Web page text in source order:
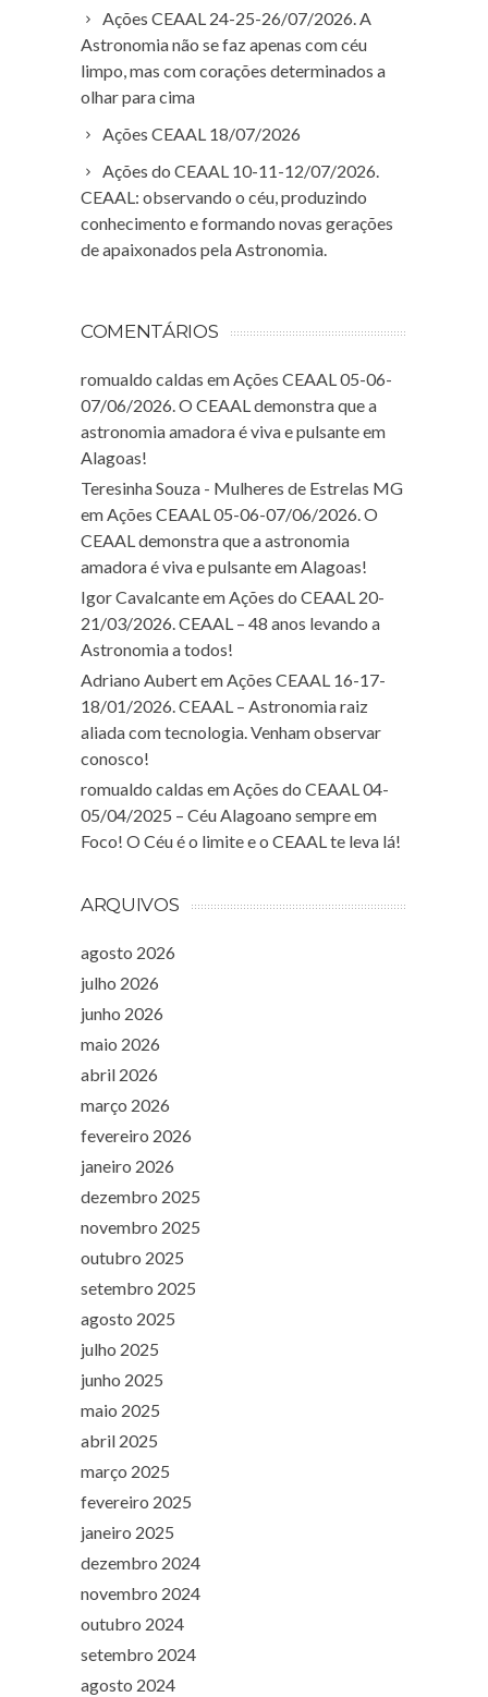
Ações CEAAL 24-25-26/07/2026. A
Astronomia não se faz apenas com céu
limpo, mas com corações determinados a
olhar para cima
Ações CEAAL 18/07/2026
Ações do CEAAL 10-11-12/07/2026.
CEAAL: observando o céu, produzindo
conhecimento e formando novas gerações
de apaixonados pela Astronomia.
COMENTÁRIOS
romualdo caldas emAções CEAAL 05-06-
07/06/2026. O CEAAL demonstra que a
astronomia amadora é viva e pulsante em
Alagoas!
Teresinha Souza - Mulheres de Estrelas MG
emAções CEAAL 05-06-07/06/2026. O
CEAAL demonstra que a astronomia
amadora é viva e pulsante em Alagoas!
Igor CavalcanteemAções do CEAAL 20-
21/03/2026. CEAAL – 48 anos levando a
Astronomia a todos!
Adriano AubertemAções CEAAL 16-17-
18/01/2026. CEAAL – Astronomia raiz
aliada com tecnologia. Venham observar
conosco!
romualdo caldas emAções do CEAAL 04-
05/04/2025 – Céu Alagoano sempre em
Foco! O Céu é o limite e o CEAAL te leva lá!
ARQUIVOS
agosto 2026
julho 2026
junho 2026
maio 2026
abril 2026
março 2026
fevereiro 2026
janeiro 2026
dezembro 2025
novembro 2025
outubro 2025
setembro 2025
agosto 2025
julho 2025
junho 2025
maio 2025
abril 2025
março 2025
fevereiro 2025
janeiro 2025
dezembro 2024
novembro 2024
outubro 2024
setembro 2024
agosto 2024